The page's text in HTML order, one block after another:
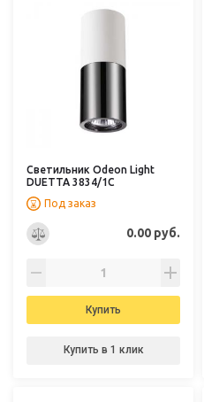
Светильник Odeon Light
DUETTA 3834/1C
Под заказ
0.00 руб.
Купить
Купить в 1 клик